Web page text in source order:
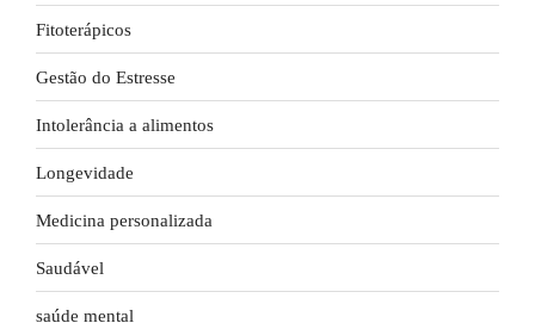
Fitoterápicos
Gestão do Estresse
Intolerância a alimentos
Longevidade
Medicina personalizada
Saudável
saúde mental